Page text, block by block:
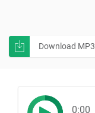
Download MP3
0:00